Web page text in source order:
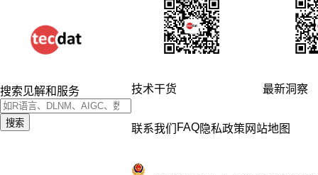
搜索见解和服务
搜索
技术干货 最新洞察
联系我们 FAQ隐私政策 网站地图